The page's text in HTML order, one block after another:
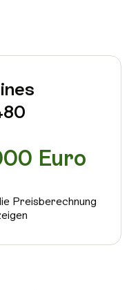
Euro
Preisberechnung